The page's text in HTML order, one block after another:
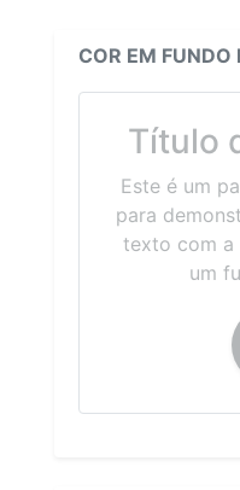
COR EM FUNDO
Título
Este é um
para
texto com a
um